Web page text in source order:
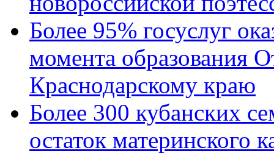
Более 95% госуслуг
момента образования
Краснодарскому краю
Более 300 кубанских
остаток материнского